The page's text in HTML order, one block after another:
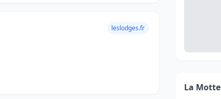
leslodges.fr
La Motte